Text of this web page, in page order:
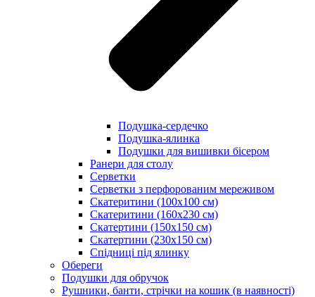
Подушка-сердечко
Подушка-ялинка
Подушки для вишивки бісером
Ранери для столу
Серветки
Серветки з перфорованим мереживом
Скатеритини (100х100 см)
Скатеритини (160х230 см)
Скатертини (150х150 см)
Скатертини (230х150 см)
Спідниці під ялинку
Обереги
Подушки для обручок
Рушники, банти, стрічки на кошик (в наявності)